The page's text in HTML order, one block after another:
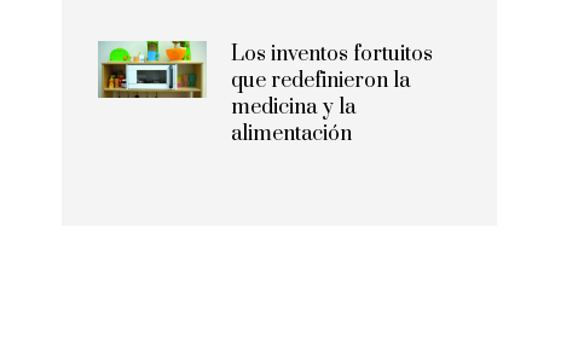
Los inventos fortuitos
que redefinieron la
medicina y la
alimentación